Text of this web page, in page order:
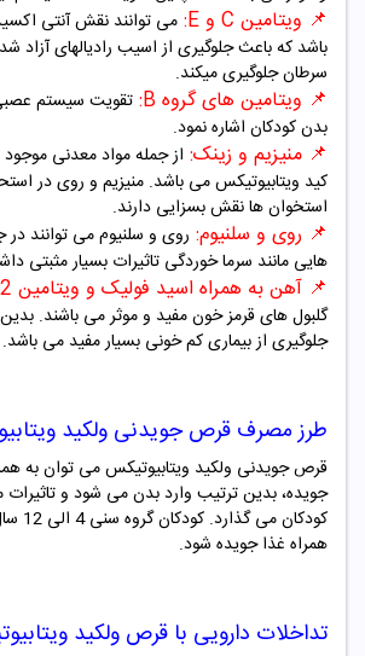
📌 ویتامین C و E:
می توانند نقش آنتی
باشد که باعث جلوگیری از اسیب رادیالهای آزاد
سرطان جلوگیری میکند.
📌 ویتامین های گروه B:
تقویت سیستم
بدن کودکان اشاره نمود.
📌 منیزیم و زینک: از جمله مواد معدنی
کید ویتابیوتیکس می باشد. منیزیم و روی در
استخوان ها نقش بسزایی دارند.
📌 روی و سلنیوم: روی و سلنیوم می توانند در
هایی مانند سرما خوردگی تاثیرات بسیار مثبتی
📌 آهن به همراه اسید فولیک و ویتامین B12 :
گلبول های قرمز خون مفید و موثر می باشند.
جلوگیری از بیماری کم خونی بسیار مفید می باشد.
طرز مصرف قرص جویدنی ولکید
قرص جويدنى ولکید ویتابیوتیکس می توان به
جویده، بدین ترتیب وارد بدن می شود و تاثیرات
همراه غذا جویده شود.
تداخلات دارویی با قرص ولکید